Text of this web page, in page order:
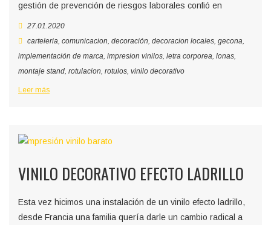
gestión de prevención de riesgos laborales confió en
27.01.2020
carteleria, comunicacion, decoración, decoracion locales, gecona,
implementación de marca, impresion vinilos, letra corporea, lonas,
montaje stand, rotulacion, rotulos, vinilo decorativo
Leer más
VINILO DECORATIVO EFECTO LADRILLO
Esta vez hicimos una instalación de un vinilo efecto ladrillo,
desde Francia una familia quería darle un cambio radical a